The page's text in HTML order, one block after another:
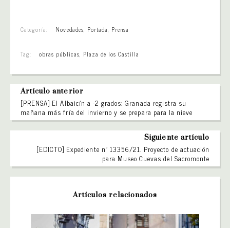
Categoría: Novedades, Portada, Prensa
Tag: obras públicas, Plaza de los Castilla
Artículo anterior
[PRENSA] El Albaicín a -2 grados: Granada registra su
mañana más fría del invierno y se prepara para la nieve
Siguiente artículo
[EDICTO] Expediente nº 13356/21. Proyecto de actuación
para Museo Cuevas del Sacromonte
Artículos relacionados